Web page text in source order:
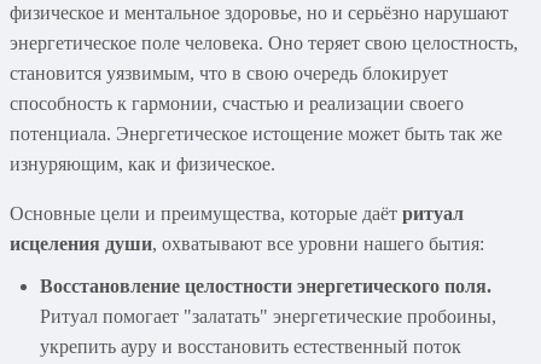
физическое и ментальное здоровье, но и серьёзно нарушают
энергетическое поле человека. Оно теряет свою целостность,
становится уязвимым, что в свою очередь блокирует
способность к гармонии, счастью и реализации своего
потенциала. Энергетическое истощение может быть так же
изнуряющим, как и физическое.
Основные цели и преимущества, которые даёт ритуал
исцеления души, охватывают все уровни нашего бытия:
Восстановление целостности энергетического поля.
Ритуал помогает "залатать" энергетические пробоины,
укрепить ауру и восстановить естественный поток